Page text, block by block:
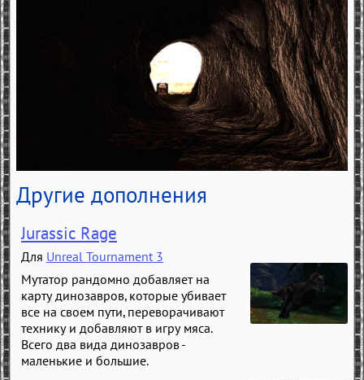
Другие дополнения
Jurassic Rage
Для Unreal Tournament 3
Мутатор рандомно добавляет на
карту динозавров, которые убивает
все на своем пути, переворачивают
технику и добавляют в игру мяса.
Всего два вида динозавров -
маленькие и большие.